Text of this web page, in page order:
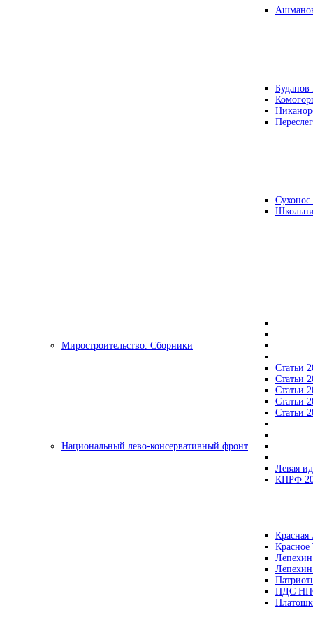
Буданов
Миростроительство. Сборники
Статьи
Статьи
Статьи
Статьи
Статьи
Национальный лево-консервативный фронт
Левая
КПРФ
Красная
ПДС